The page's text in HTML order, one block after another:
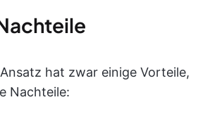
hat zwar einige Vorteile,
Nachteile: